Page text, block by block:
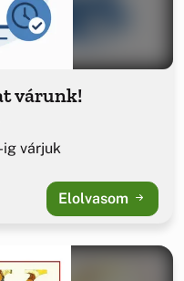
várunk!
várjuk
Elolvasom